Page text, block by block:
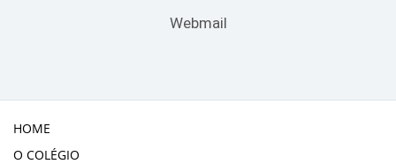
Webmail
HOME
O COLÉGIO